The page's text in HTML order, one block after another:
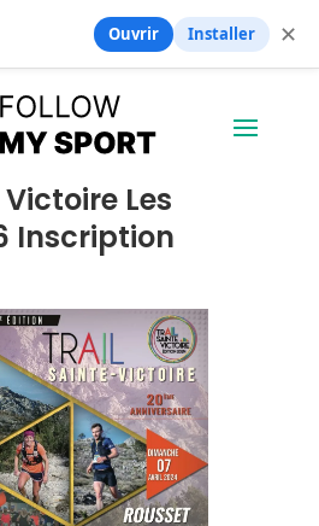
Les
Inscription
Ouvrir Installer ✕